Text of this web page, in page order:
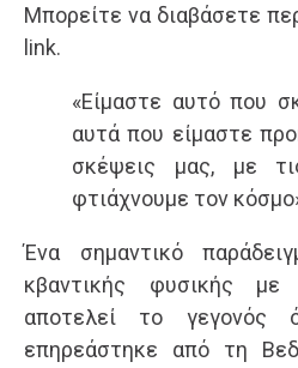
Μπορείτε να διαβάσετε
link.
«Είμαστε αυτό που
αυτά που είμαστε
σκέψεις μας, με
φτιάχνουμε τον
Ένα σημαντικό
κβαντικής φυσικής
αποτελεί το γεγονός
επηρεάστηκε από τη